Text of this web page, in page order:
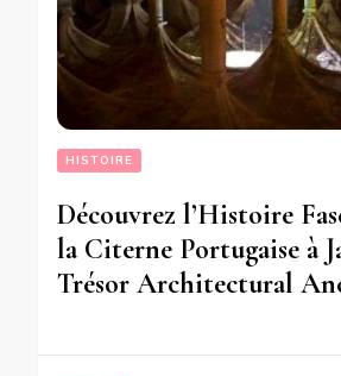
HISTOIRE
Découvrez l’Histoire
la Citerne Portugaise à
Trésor Architectural